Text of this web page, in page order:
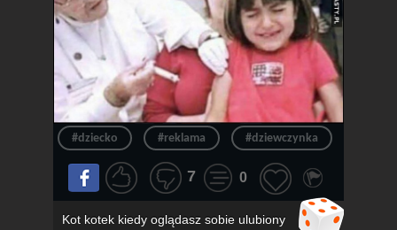
#dziecko #reklama #dziewczynka
7 0
Kot kotek kiedy oglądasz sobie ulubiony